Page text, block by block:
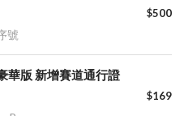
$500
號
華版 新增賽道通行證
$169